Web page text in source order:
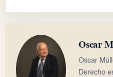
Oscar
Oscar
Derecho